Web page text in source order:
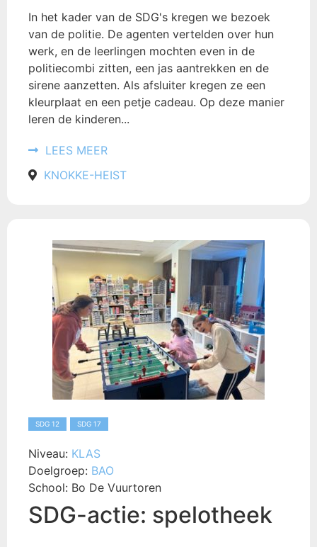
In het kader van de SDG's kregen we bezoek
van de politie. De agenten vertelden over hun
werk, en de leerlingen mochten even in de
politiecombi zitten, een jas aantrekken en de
sirene aanzetten. Als afsluiter kregen ze een
kleurplaat en een petje cadeau. Op deze manier
leren de kinderen...
LEES MEER
KNOKKE-HEIST
SDG 12 SDG 17
Niveau: KLAS
Doelgroep: BAO
School: Bo De Vuurtoren
SDG-actie: spelotheek